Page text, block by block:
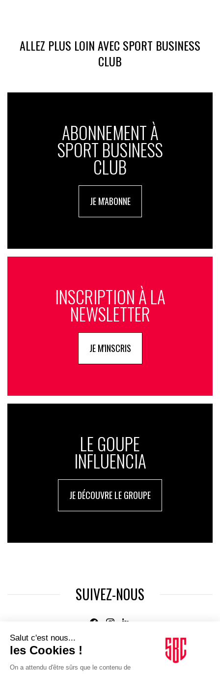
ALLEZ PLUS LOIN AVEC SPORT BUSINESS
CLUB
ABONNEMENT À
SPORT BUSINESS
CLUB
JE M'ABONNE
INSCRIPTION À LA
NEWSLETTER
JE M'INSCRIS
LE GOUPE
INFLUENCIA
JE DÉCOUVRE LE GROUPE
SUIVEZ-NOUS